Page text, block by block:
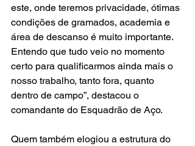
este, onde teremos privacidade, ótimas
condições de gramados, academia e
área de descanso é muito importante.
Entendo que tudo veio no momento
certo para qualificarmos ainda mais o
nosso trabalho, tanto fora, quanto
dentro de campo”, destacou o
comandante do Esquadrão de Aço.
Quem também elogiou a estrutura do